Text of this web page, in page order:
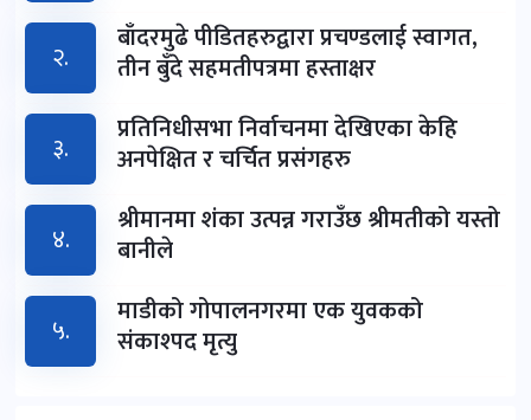
२.
बाँदरमुढे पीडितहरुद्वारा प्रचण्डलाई स्वागत,
तीन बुँदे सहमतीपत्रमा हस्ताक्षर
३.
प्रतिनिधीसभा निर्वाचनमा देखिएका केहि
अनपेक्षित र चर्चित प्रसंगहरु
४.
श्रीमानमा शंका उत्पन्न गराउँछ श्रीमतीको यस्तो
बानीले
५.
माडीको गोपालनगरमा एक युवकको
संकाश्पद मृत्यु